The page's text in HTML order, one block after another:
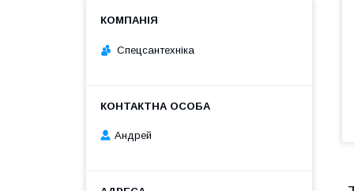
Спецсантехніка
Андрей